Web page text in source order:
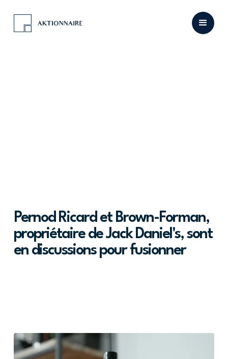
Pernod Ricard et Brown-Forman,
propriétaire de Jack Daniel's, sont
en discussions pour fusionner